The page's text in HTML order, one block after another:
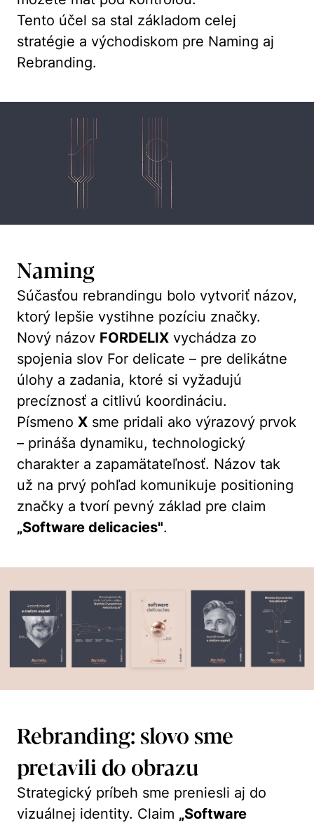
Tento účel sa stal základom celej
stratégie a východiskom pre Naming aj
Rebranding.
Naming
Súčasťou rebrandingu bolo vytvoriť názov,
ktorý lepšie vystihne pozíciu značky.
Nový názov FORDELIX vychádza zo
spojenia slov For delicate – pre delikátne
úlohy a zadania, ktoré si vyžadujú
precíznosť a citlivú koordináciu.
Písmeno X sme pridali ako výrazový prvok
– prináša dynamiku, technologický
charakter a zapamätateľnosť. Názov tak
už na prvý pohľad komunikuje positioning
značky a tvorí pevný základ pre claim
„Software delicacies".
Rebranding: slovo sme
pretavili do obrazu
Strategický príbeh sme preniesli aj do
vizuálnej identity. Claim „Software